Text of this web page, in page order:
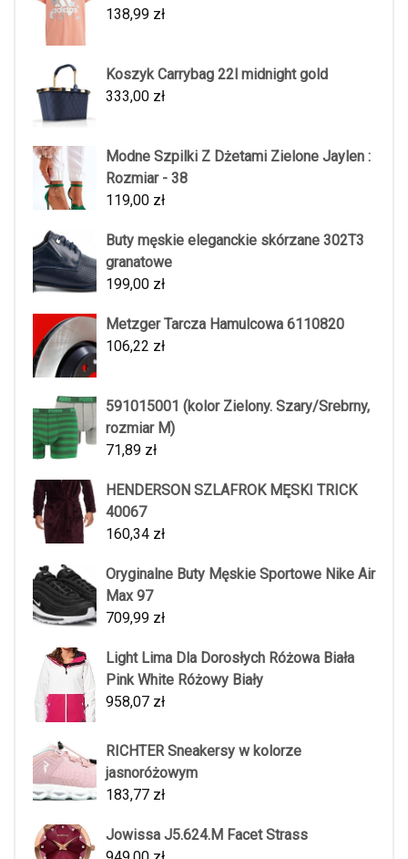
138,99 zł
Koszyk Carrybag 22l midnight gold
333,00 zł
Modne Szpilki Z Dżetami Zielone Jaylen :
Rozmiar - 38
119,00 zł
Buty męskie eleganckie skórzane 302T3
granatowe
199,00 zł
Metzger Tarcza Hamulcowa 6110820
106,22 zł
591015001 (kolor Zielony. Szary/Srebrny,
rozmiar M)
71,89 zł
HENDERSON SZLAFROK MĘSKI TRICK
40067
160,34 zł
Oryginalne Buty Męskie Sportowe Nike Air
Max 97
709,99 zł
Light Lima Dla Dorosłych Różowa Biała
Pink White Różowy Biały
958,07 zł
RICHTER Sneakersy w kolorze
jasnoróżowym
183,77 zł
Jowissa J5.624.M Facet Strass